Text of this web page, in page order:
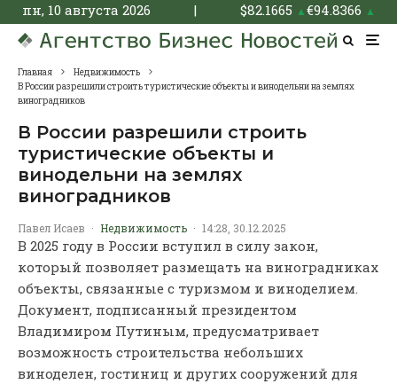
пн, 10 августа 2026 | $82.1665 ▲€94.8366 ▲
Главная
Недвижимость
В России разрешили строить туристические объекты и винодельни на землях
виноградников
В России разрешили строить
туристические объекты и
винодельни на землях
виноградников
Павел Исаев · Недвижимость · 14:28, 30.12.2025
В 2025 году в России вступил в силу закон,
который позволяет размещать на виноградниках
объекты, связанные с туризмом и виноделием.
Документ, подписанный президентом
Владимиром Путиным, предусматривает
возможность строительства небольших
виноделен, гостиниц и других сооружений для